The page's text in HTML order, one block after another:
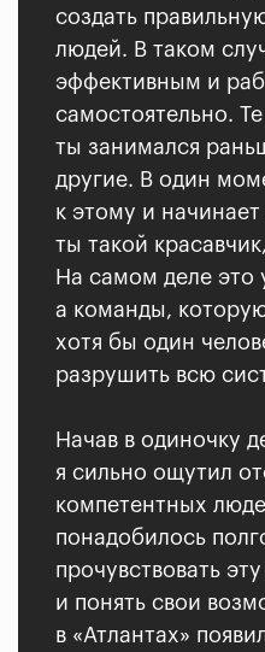
создать
людей. В таком
эффективным и
самостоятельно.
ты занимался
другие. В один
к этому и начинает
ты такой
На самом деле это
а команды,
хотя бы один
разрушить всю
Начав в одиночку
я сильно ощутил
компетентных
понадобилось
прочувствовать
и понять свои
в «Атлантах»